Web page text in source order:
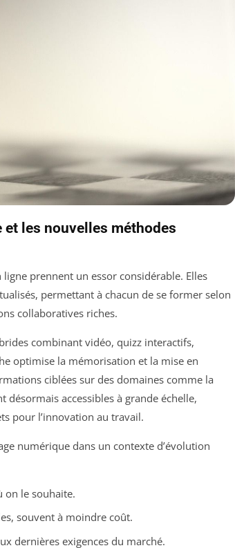
et les nouvelles méthodes
prennent un essor considérable. Elles
permettant à chacun de se former selon
collaboratives riches.
combinant vidéo, quizz interactifs,
optimise la mémorisation et la mise en
ciblées sur des domaines comme la
accessibles à grande échelle,
pour l’innovation au travail.
numérique dans un contexte d’évolution
on le souhaite.
souvent à moindre coût.
dernières exigences du marché.